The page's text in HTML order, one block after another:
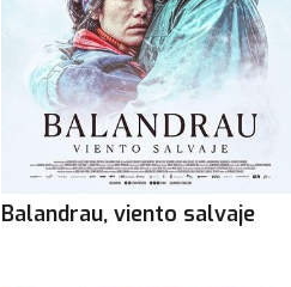
Balandrau, viento salvaje